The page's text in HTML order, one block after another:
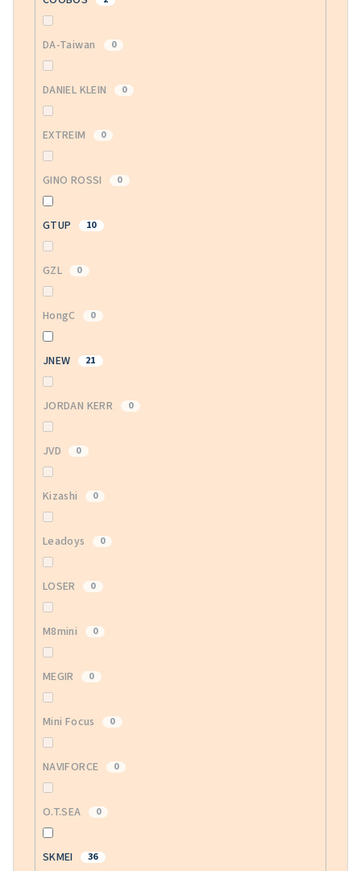
DA-Taiwan 0
DANIEL KLEIN 0
EXTREIM 0
GINO ROSSI 0
GTUP 10
GZL 0
HongC 0
JNEW 21
JORDAN KERR 0
JVD 0
Kizashi 0
Leadoys 0
LOSER 0
M8mini 0
MEGIR 0
Mini Focus 0
NAVIFORCE 0
O.T.SEA 0
SKMEI 36